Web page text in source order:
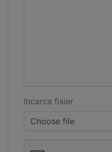
Incarca fisier
Choose file